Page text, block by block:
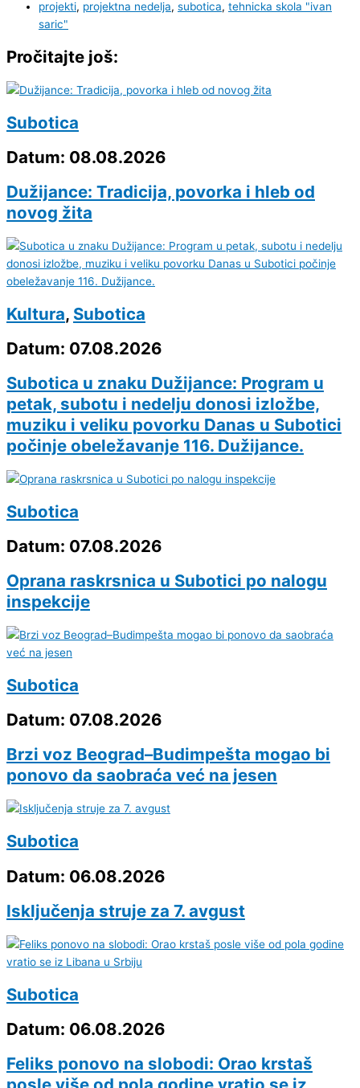
projekti, projektna nedelja, subotica, tehnicka skola "ivan
saric"
Pročitajte još:
Subotica
Datum: 08.08.2026
Dužijance: Tradicija, povorka i hleb od
novog žita
Kultura, Subotica
Datum: 07.08.2026
Subotica u znaku Dužijance: Program u
petak, subotu i nedelju donosi izložbe,
muziku i veliku povorku Danas u Subotici
počinje obeležavanje 116. Dužijance.
Subotica
Datum: 07.08.2026
Oprana raskrsnica u Subotici po nalogu
inspekcije
Subotica
Datum: 07.08.2026
Brzi voz Beograd–Budimpešta mogao bi
ponovo da saobraća već na jesen
Subotica
Datum: 06.08.2026
Isključenja struje za 7. avgust
Subotica
Datum: 06.08.2026
Feliks ponovo na slobodi: Orao krstaš